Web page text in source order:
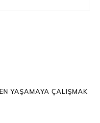
YAŞAMAYA ÇALIŞMAK